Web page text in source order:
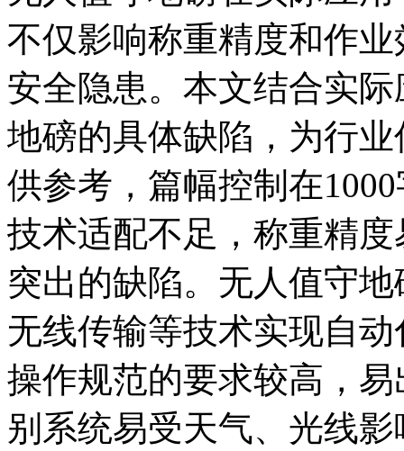
不仅影响称重精度和作
安全隐患。本文结合实
地磅的具体缺陷，为行
供参考，篇幅控制在
技术适配不足，称重精
突出的缺陷。无人值守
无线传输等技术实现自
操作规范的要求较高，
别系统易受天气、光线